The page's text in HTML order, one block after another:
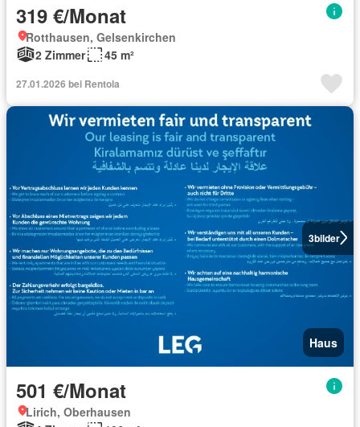
319 €/Monat
Rotthausen, Gelsenkirchen
2 Zimmer
45 m²
27.01.2026 bei Rentola
3bilder
Haus
501 €/Monat
Lirich, Oberhausen